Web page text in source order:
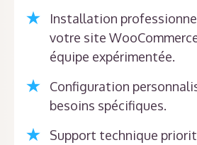
Installation
votre site
équipe expérimentée.
Configuration
besoins spécifiques.
Support technique